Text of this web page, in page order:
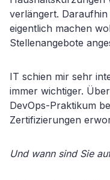
verlängert.
eigentlich machen
Stellenangebote
IT schien mir sehr
immer wichtiger.
DevOps-Praktikum
Zertifizierungen
Und wann sind Sie